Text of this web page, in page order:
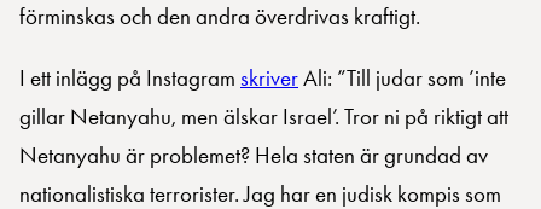
förminskas och den andra överdrivas kraftigt.
I ett inlägg på Instagram skriverAli: ”Till judar som ’inte
gillar Netanyahu, men älskar Israel’. Tror ni på riktigt att
Netanyahu är problemet? Hela staten är grundad av
nationalistiska terrorister. Jag har en judisk kompis som